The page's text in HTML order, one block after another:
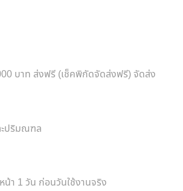
บาท ส่งฟรี (เช็คพิกัดจัดส่งฟรี) จัดส่ง
ะปริมณฑล
า 1 วัน ก่อนวันใช้งานจริง